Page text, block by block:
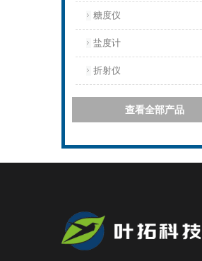
糖度仪
盐度计
折射仪
查看全部产品